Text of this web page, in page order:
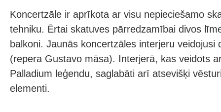
Koncertzāle ir aprīkota ar visu nepieciešamo
tehniku. Ērtai skatuves pārredzamībai divos
balkoni. Jaunās koncertzāles interjeru veidojusi
(repera Gustavo māsa). Interjerā, kas veidots
Palladium leģendu, saglabāti arī atsevišķi
elementi.